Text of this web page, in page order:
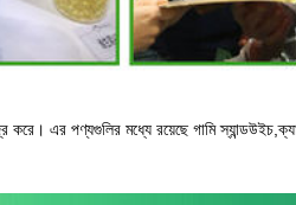
এর পণ্যগুলির মধ্যে রয়েছে গামি